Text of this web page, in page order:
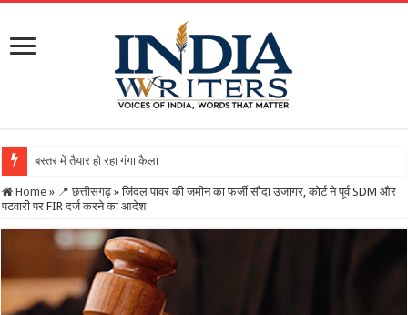
बस्तर में तैयार हो रहा गंगा कैलाशनाथ चतुर्मुख शिवालय : महाशिवरा
Home » 📍 छत्तीसगढ़ » जिंदल पावर की जमीन का फर्जी सौदा उजागर, कोर्ट ने पूर्व SDM और
पटवारी पर FIR दर्ज करने का आदेश